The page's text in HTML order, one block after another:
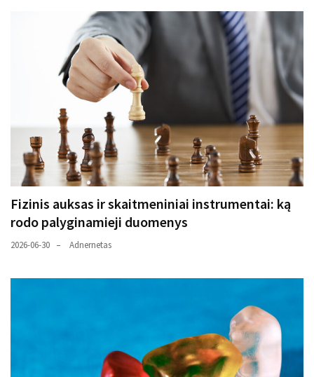
Fizinis auksas ir skaitmeniniai instrumentai: ką
rodo palyginamieji duomenys
2026-06-30 Adnernetas